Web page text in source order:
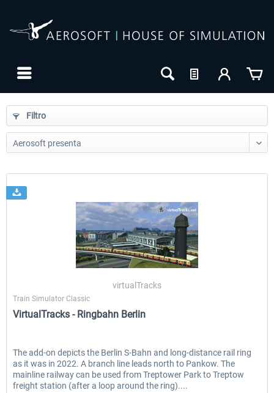
EmergencyDispatcherPro - 24h Free
0,00 € * 36,29 € *
Filtro
virtualTracks
Train Simulator Classic
VirtualTracks - Ringbahn Berlin
The add-on depicts the Berlin S-Bahn and long-distance rail ring
as it was in 2022. A branch line leads north to Pankow. The
mainline railway can be used from Treptower Park to Treptow
freight station (after a loop around the ring)....